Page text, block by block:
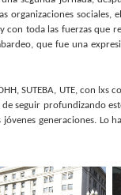
organizaciones sociales,
toda las fuerzas que
que fue una
SUTEBA, UTE, con lxs
seguir profundizando
generaciones. Lo